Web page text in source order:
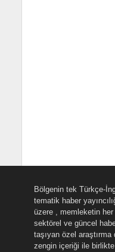
Bölgenin tek Türkçe-
tematik haber
üzere , memleketin
sektörel ve güncel
taşıyan özel araştırma
zengin içeriği ile